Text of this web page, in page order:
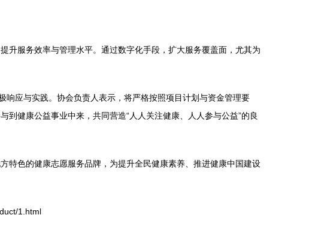
升服务效率与管理水平。通过数字化手段，扩大服务覆盖面，尤其为
响应与实践。协会负责人表示，将严格按照项目计划与资金管理要
健康公益事业中来，共同营造“人人关注健康、人人参与公益”的良
特色的健康志愿服务品牌，为提升全民健康素养、推进健康中国建设
1.html